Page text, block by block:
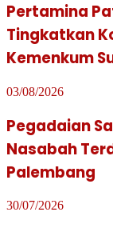
Pertamina
Tingkatkan
Kemenkum
03/08/2026
Pegadaian
Nasabah
Palembang
30/07/2026